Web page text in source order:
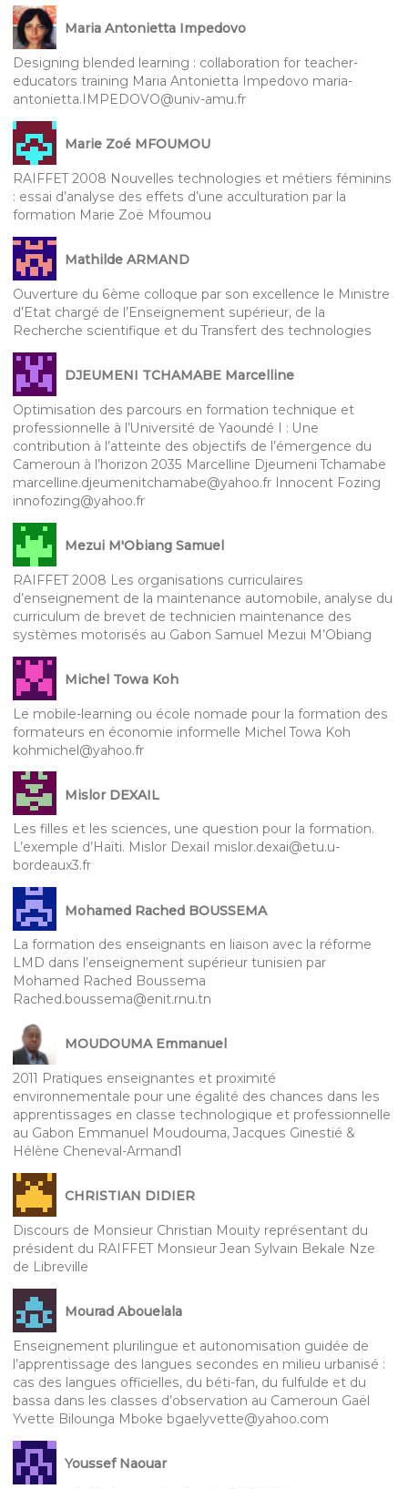
Maria Antonietta Impedovo
Designing blended learning : collaboration for teacher-
educators training Maria Antonietta Impedovo maria-
antonietta.IMPEDOVO@univ-amu.fr
Marie Zoé MFOUMOU
RAIFFET 2008 Nouvelles technologies et métiers féminins
: essai d’analyse des effets d’une acculturation par la
formation Marie Zoë Mfoumou
Mathilde ARMAND
Ouverture du 6ème colloque par son excellence le Ministre
d’Etat chargé de l’Enseignement supérieur, de la
Recherche scientifique et du Transfert des technologies
DJEUMENI TCHAMABE Marcelline
Optimisation des parcours en formation technique et
professionnelle à l’Université de Yaoundé I : Une
contribution à l’atteinte des objectifs de l’émergence du
Cameroun à l’horizon 2035 Marcelline Djeumeni Tchamabe
marcelline.djeumenitchamabe@yahoo.fr Innocent Fozing
innofozing@yahoo.fr
Mezui M'Obiang Samuel
RAIFFET 2008 Les organisations curriculaires
d’enseignement de la maintenance automobile, analyse du
curriculum de brevet de technicien maintenance des
systèmes motorisés au Gabon Samuel Mezui M’Obiang
Michel Towa Koh
Le mobile-learning ou école nomade pour la formation des
formateurs en économie informelle Michel Towa Koh
kohmichel@yahoo.fr
Mislor DEXAIL
Les filles et les sciences, une question pour la formation.
L’exemple d’Haïti. Mislor DexaiI mislor.dexai@etu.u-
bordeaux3.fr
Mohamed Rached BOUSSEMA
La formation des enseignants en liaison avec la réforme
LMD dans l’enseignement supérieur tunisien par
Mohamed Rached Boussema
Rached.boussema@enit.rnu.tn
MOUDOUMA Emmanuel
2011 Pratiques enseignantes et proximité
environnementale pour une égalité des chances dans les
apprentissages en classe technologique et professionnelle
au Gabon Emmanuel Moudouma, Jacques Ginestié &
Hélène Cheneval-Armand1
CHRISTIAN DIDIER
Discours de Monsieur Christian Mouity représentant du
président du RAIFFET Monsieur Jean Sylvain Bekale Nze
de Libreville
Mourad Abouelala
Enseignement plurilingue et autonomisation guidée de
l’apprentissage des langues secondes en milieu urbanisé :
cas des langues officielles, du béti-fan, du fulfulde et du
bassa dans les classes d’observation au Cameroun Gaël
Yvette Bilounga Mboke bgaelyvette@yahoo.com
Youssef Naouar